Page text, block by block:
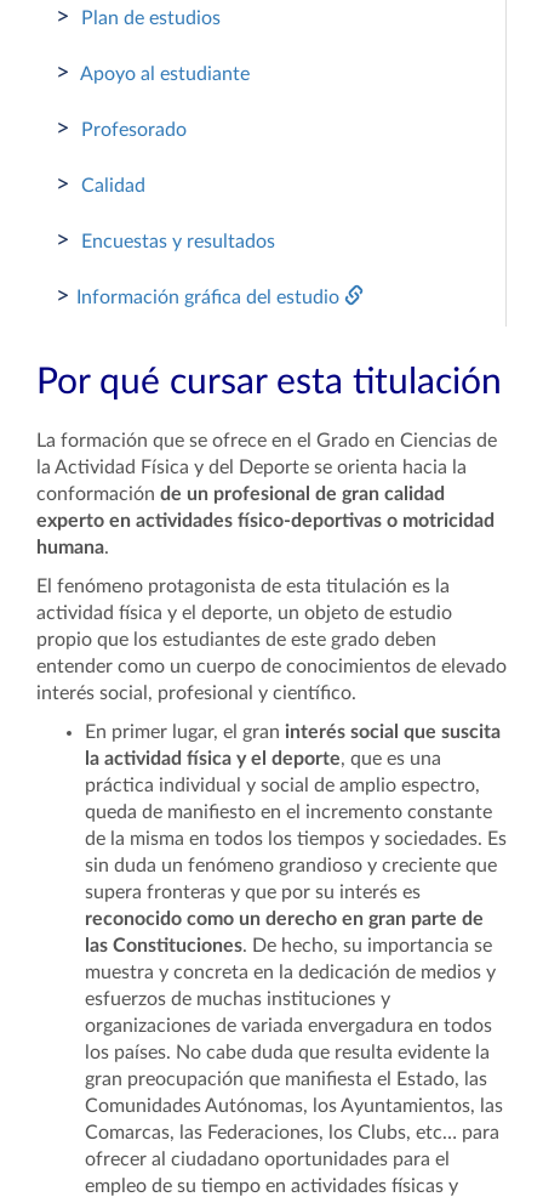
> Plan de estudios
> Apoyo al estudiante
> Profesorado
> Calidad
> Encuestas y resultados
> Información gráfica del estudio
Por qué cursar esta titulación
La formación que se ofrece en el Grado en Ciencias de
la Actividad Física y del Deporte se orienta hacia la
conformación de un profesional de gran calidad
experto en actividades físico-deportivas o motricidad
humana.
El fenómeno protagonista de esta titulación es la
actividad física y el deporte, un objeto de estudio
propio que los estudiantes de este grado deben
entender como un cuerpo de conocimientos de elevado
interés social, profesional y científico.
En primer lugar, el gran interés social que suscita
la actividad física y el deporte, que es una
práctica individual y social de amplio espectro,
queda de manifiesto en el incremento constante
de la misma en todos los tiempos y sociedades. Es
sin duda un fenómeno grandioso y creciente que
supera fronteras y que por su interés es
reconocido como un derecho en gran parte de
las Constituciones. De hecho, su importancia se
muestra y concreta en la dedicación de medios y
esfuerzos de muchas instituciones y
organizaciones de variada envergadura en todos
los países. No cabe duda que resulta evidente la
gran preocupación que manifiesta el Estado, las
Comunidades Autónomas, los Ayuntamientos, las
Comarcas, las Federaciones, los Clubs, etc… para
ofrecer al ciudadano oportunidades para el
empleo de su tiempo en actividades físicas y